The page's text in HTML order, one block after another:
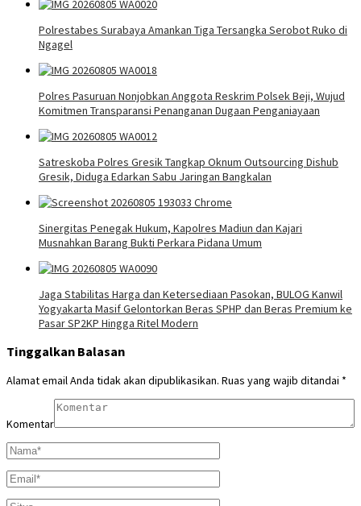
Polrestabes Surabaya Amankan Tiga Tersangka Serobot Ruko di
Ngagel
Polres Pasuruan Nonjobkan Anggota Reskrim Polsek Beji, Wujud
Komitmen Transparansi Penanganan Dugaan Penganiayaan
Satreskoba Polres Gresik Tangkap Oknum Outsourcing Dishub
Gresik, Diduga Edarkan Sabu Jaringan Bangkalan
Sinergitas Penegak Hukum, Kapolres Madiun dan Kajari
Musnahkan Barang Bukti Perkara Pidana Umum
Jaga Stabilitas Harga dan Ketersediaan Pasokan, BULOG Kanwil
Yogyakarta Masif Gelontorkan Beras SPHP dan Beras Premium ke
Pasar SP2KP Hingga Ritel Modern
Tinggalkan Balasan
Alamat email Anda tidak akan dipublikasikan. Ruas yang wajib ditandai *
Komentar